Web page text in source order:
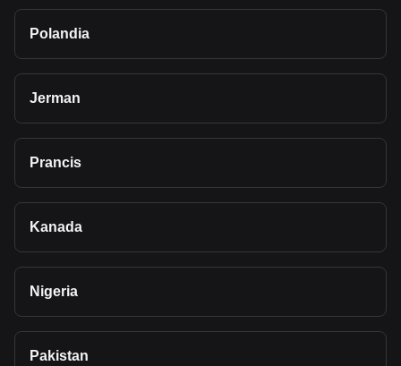
Polandia
Jerman
Prancis
Kanada
Nigeria
Pakistan